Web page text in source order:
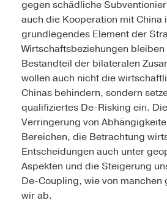
gegen schädliche
auch die Kooperation mit China
grundlegendes Element der
Wirtschaftsbeziehungen
Bestandteil der bilateralen
wollen auch nicht die
Chinas behindern, sondern
qualifiziertes De-Risking ein.
Verringerung von
Bereichen, die Betrachtung
Entscheidungen auch unter
Aspekten und die Steigerung
De-Coupling, wie von manchen
wir ab.